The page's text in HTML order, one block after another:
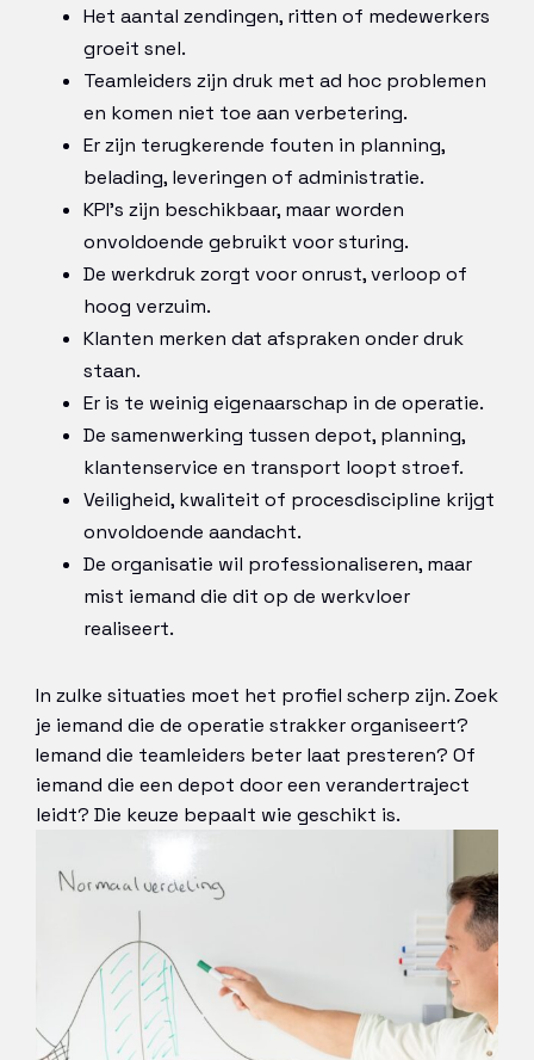
Het aantal zendingen, ritten of medewerkers
groeit snel.
Teamleiders zijn druk met ad hoc problemen
en komen niet toe aan verbetering.
Er zijn terugkerende fouten in planning,
belading, leveringen of administratie.
KPI’s zijn beschikbaar, maar worden
onvoldoende gebruikt voor sturing.
De werkdruk zorgt voor onrust, verloop of
hoog verzuim.
Klanten merken dat afspraken onder druk
staan.
Er is te weinig eigenaarschap in de operatie.
De samenwerking tussen depot, planning,
klantenservice en transport loopt stroef.
Veiligheid, kwaliteit of procesdiscipline krijgt
onvoldoende aandacht.
De organisatie wil professionaliseren, maar
mist iemand die dit op de werkvloer
realiseert.
In zulke situaties moet het profiel scherp zijn. Zoek
je iemand die de operatie strakker organiseert?
Iemand die teamleiders beter laat presteren? Of
iemand die een depot door een verandertraject
leidt? Die keuze bepaalt wie geschikt is.